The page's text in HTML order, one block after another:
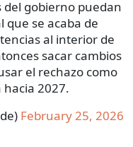
del gobierno puedan
se acaba de
al interior de
sacar cambios
el rechazo como
2027.
February 25, 2026